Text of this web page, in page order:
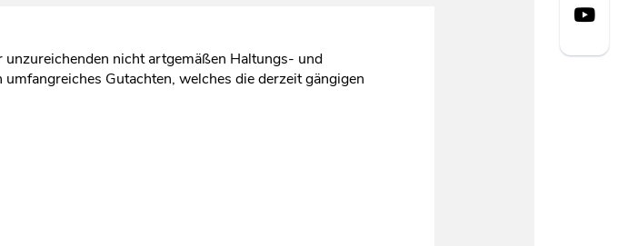
nicht artgemäßen Haltungs- und
Gutachten, welches die derzeit gängigen